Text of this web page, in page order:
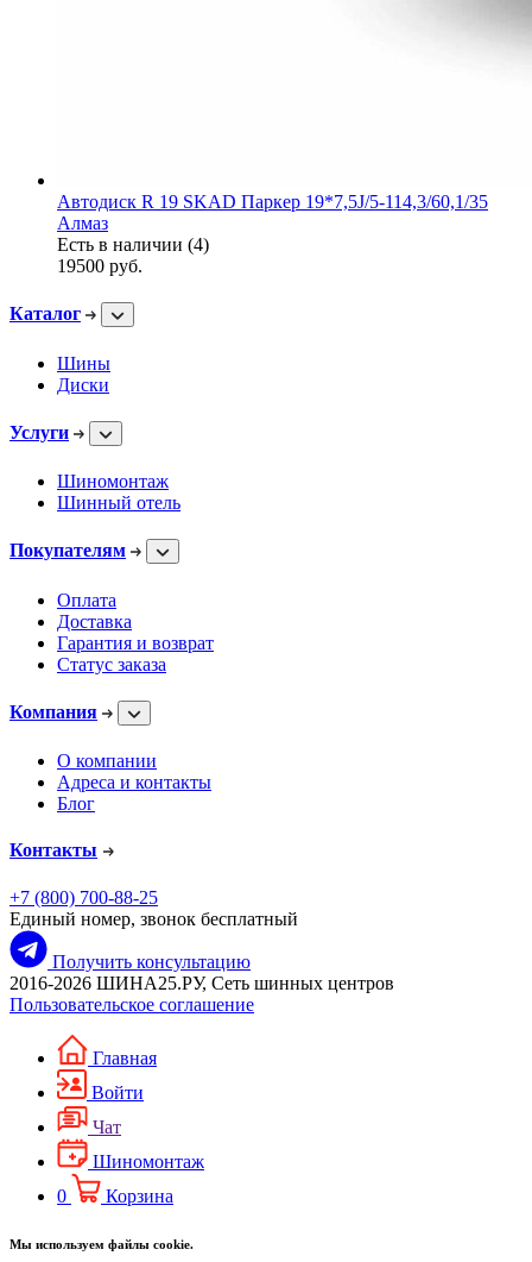
Автодиск R 19 SKAD Паркер 19*7,5J/5-114,3/60,1/35
Алмаз
Есть в наличии (4)
19500 руб.
Каталог
Шины
Диски
Услуги
Шиномонтаж
Шинный отель
Покупателям
Оплата
Доставка
Гарантия и возврат
Статус заказа
Компания
О компании
Адреса и контакты
Блог
Контакты
+7 (800) 700-88-25
Единый номер, звонок бесплатный
Получить консультацию
2016-2026 ШИНА25.РУ, Сеть шинных центров
Пользовательское соглашение
Главная
Войти
Чат
Шиномонтаж
0
Корзина
Мы используем файлы cookie.